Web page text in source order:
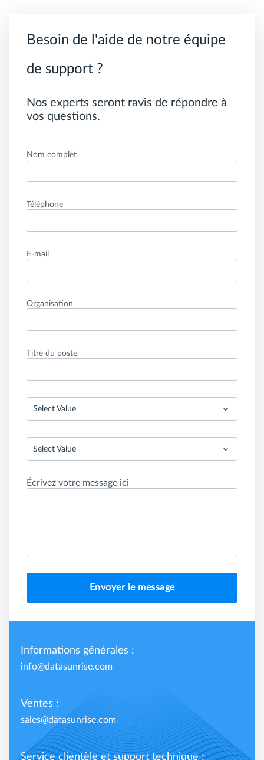
Besoin de l'aide de notre équipe
de support ?
Nos experts seront ravis de répondre à
vos questions.
Nom complet
Téléphone
E-mail
Organisation
Titre du poste
Select Value
Select Value
Écrivez votre message ici
Envoyer le message
Informations générales :
info@datasunrise.com
Ventes :
sales@datasunrise.com
Service clientèle et support technique :